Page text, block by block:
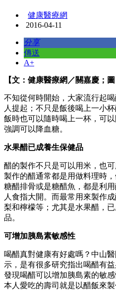
健康醫療網
2016-04-11
分享
傳送
A+
【文：健康醫療網／關嘉慶；
不知從何時開始，大家流行起
人提起；不只是飯後喝上一小
飯時也可以隨時喝上一杯，可
強調可以降血糖。
水果醋已成養生保健品
醋的製作不只是可以用米，也
製作的醋通常都是用做料理時
糖醋排骨或是糖醋魚，都是利
人食指大開。而最常用來製作
梨和檸檬等；尤其是水果醋，
品。
可增加胰島素敏感性
喝醋真對健康有好處嗎？中山
示，是有很多研究指出喝醋有
發現喝醋可以增加胰島素的敏
本人愛吃的壽司就是以醋飯來製